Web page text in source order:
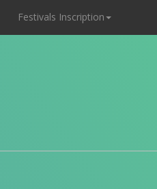
Festivals Inscription